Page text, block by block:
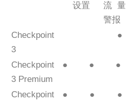
设置
流量
警报
Checkpoint
3
●
Checkpoint
3 Premium
● ● ●
Checkpoint
● ● ●